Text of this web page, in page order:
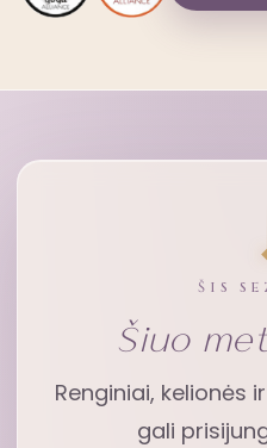
ŠIS
Šiuo
Renginiai, kelionės
gali